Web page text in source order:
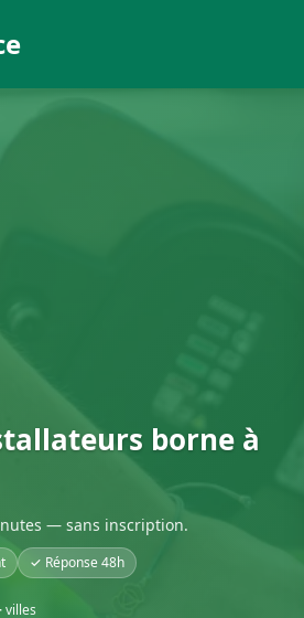
borne à
— sans inscription.
✓ Réponse 48h
villes